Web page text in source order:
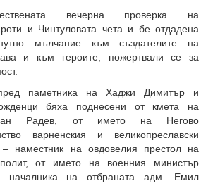
вечерна проверка на
роти и Чинтуловата чета и бе отдадена
мълчание към създателите на
и към героите, пожертвали се за
паметника на Хаджи Димитър и
бяха поднесени от кмета на
Радев, от името на Негово
варненския и великопреславски
наместник на овдовелия престол на
от името на военния министър
началника на отбраната адм. Емил